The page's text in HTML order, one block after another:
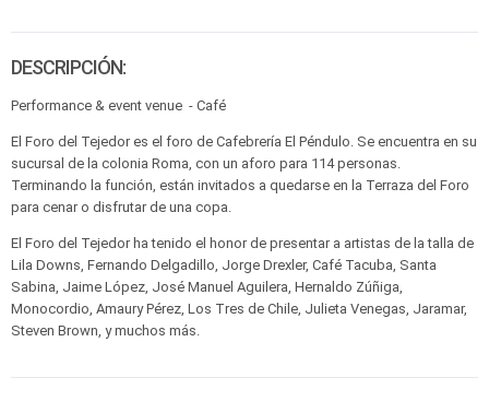
DESCRIPCIÓN:
Performance & event venue - Café
El Foro del Tejedor es el foro de Cafebrería El Péndulo. Se encuentra en su
sucursal de la colonia Roma, con un aforo para 114 personas.
Terminando la función, están invitados a quedarse en la Terraza del Foro
para cenar o disfrutar de una copa.
El Foro del Tejedor ha tenido el honor de presentar a artistas de la talla de
Lila Downs, Fernando Delgadillo, Jorge Drexler, Café Tacuba, Santa
Sabina, Jaime López, José Manuel Aguilera, Hernaldo Zúñiga,
Monocordio, Amaury Pérez, Los Tres de Chile, Julieta Venegas, Jaramar,
Steven Brown, y muchos más.